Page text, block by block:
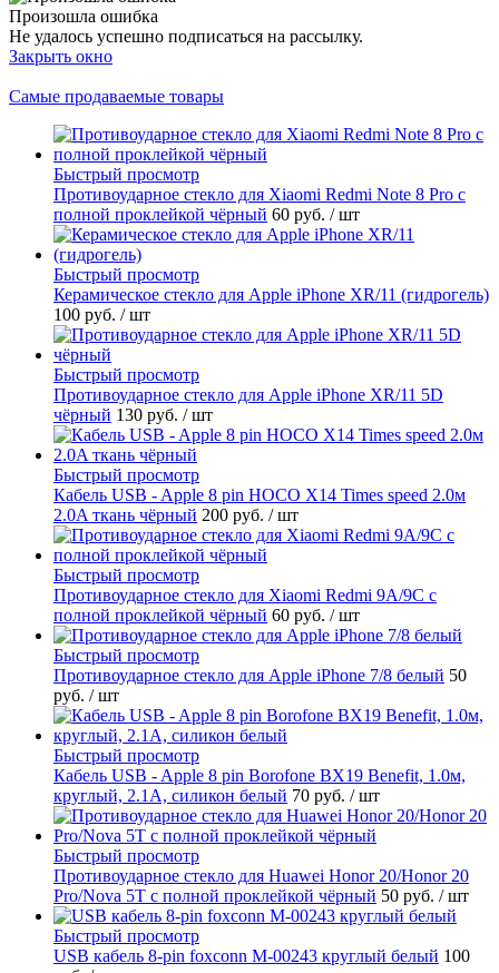
Произошла ошибка
Не удалось успешно подписаться на рассылку.
Закрыть окно
Самые продаваемые товары
Быстрый просмотр
Противоударное стекло для Xiaomi Redmi Note 8 Pro с
полной проклейкой чёрный 60 руб. / шт
Быстрый просмотр
Керамическое стекло для Apple iPhone XR/11 (гидрогель)
100 руб. / шт
Быстрый просмотр
Противоударное стекло для Apple iPhone XR/11 5D
чёрный 130 руб. / шт
Быстрый просмотр
Кабель USB - Apple 8 pin HOCO X14 Times speed 2.0м
2.0A ткань чёрный 200 руб. / шт
Быстрый просмотр
Противоударное стекло для Xiaomi Redmi 9A/9C с
полной проклейкой чёрный 60 руб. / шт
Быстрый просмотр
Противоударное стекло для Apple iPhone 7/8 белый 50
руб. / шт
Быстрый просмотр
Кабель USB - Apple 8 pin Borofone BX19 Benefit, 1.0м,
круглый, 2.1A, силикон белый 70 руб. / шт
Быстрый просмотр
Противоударное стекло для Huawei Honor 20/Honor 20
Pro/Nova 5T с полной проклейкой чёрный 50 руб. / шт
Быстрый просмотр
USB кабель 8-pin foxconn M-00243 круглый белый 100